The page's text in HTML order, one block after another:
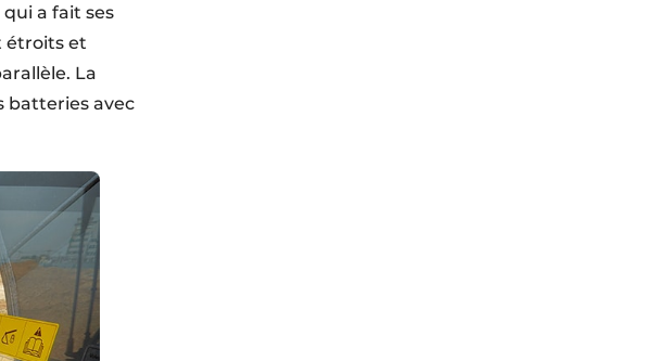
a fait ses
étroits et
La
batteries avec